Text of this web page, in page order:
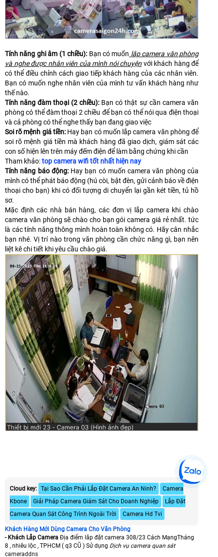
Tính năng ghi âm (1 chiều): Bạn có muốn lắp camera văn phòng
và nghe được nhân viên của mình nói chuyện với khách hàng để
có thể điều chỉnh cách giao tiếp khách hàng của các nhân viên.
Bạn có muốn nghe nhân viên của mình tư vấn khách hàng như
thế nào.
Tính năng đàm thoại (2 chiều):Bạn có thật sự cần camera văn
phòng có thể đàm thoại 2 chiều để bạn có thể nói qua điện thoại
và cả phòng có thể nghe thấy bạn đang giao việc
Soi rõ mệnh giá tiền:Hay bạn có muốn lắp camera văn phòng để
soi rõ mệnh giá tiền mà khách hàng đã giao dịch, giám sát các
con số hiện lên trên máy đếm điện để làm bằng chứng khi cần
Tham khảo:top camera wifi tốt nhất hiện nay
Tính năng báo động: Hay bạn có muốn camera văn phòng của
mình có thể phát báo động (hú còi, bật đèn, gửi cảnh báo về điện
thoại cho bạn) khi có đối tượng di chuyển lại gần két tiền, tủ hồ
sơ.
Mặc định các nhà bán hàng, các đơn vị lắp camera khi chào
camera văn phòng sẽ chào cho bạn gói camera giá rẻ nhất. tức
là các tính năng thông mình hoàn toàn không có. Hãy cân nhắc
bạn nhé. Vị trí nào trong văn phòng cần chức năng gì, bạn nên
liệt kê chi tiết khi yêu cầu chào giá.
Cloud key: Tại Sao Cần Phải Lắp Đặt Camera An Ninh?
Camera
Kbone
Giải Pháp Camera Giám Sát Cho Doanh Nghiệp
Lắp Đặt
Camera Quan Sát Công Trình Ngoài Trời
Camera Hd Tvi
Khách Hàng Mới Dùng Camera Cho Văn Phòng
- Khách Lắp Camera Địa điểm lăp đặt camera 308/23 Cách MạngTháng
8 , nhiêu lộc , TPHCM ( q3 CŨ ) Sử dụng Dịch vụ camera quan sát
cameraddns